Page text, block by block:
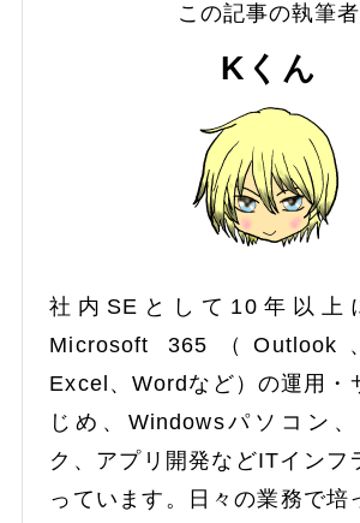
この記事の執筆者
Kくん
社内SEとして10年以上
Microsoft 365（Outlook
Excel、Wordなど）の運用・
じめ、Windowsパソコン
ク、アプリ開発などITインフ
っています。日々の業務で培